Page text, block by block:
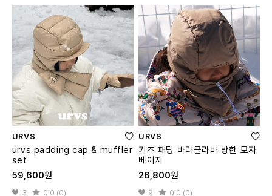
URVS
urvs padding cap & muffler
set
59,600원
3 0.0 (0)
URVS
키즈 패딩 바라클라바 방한 모자
베이지
26,800원
9 0.0 (0)